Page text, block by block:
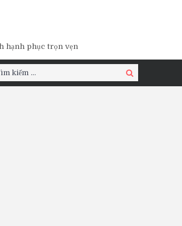
hạnh phục trọn vẹn
Tìm
kiếm